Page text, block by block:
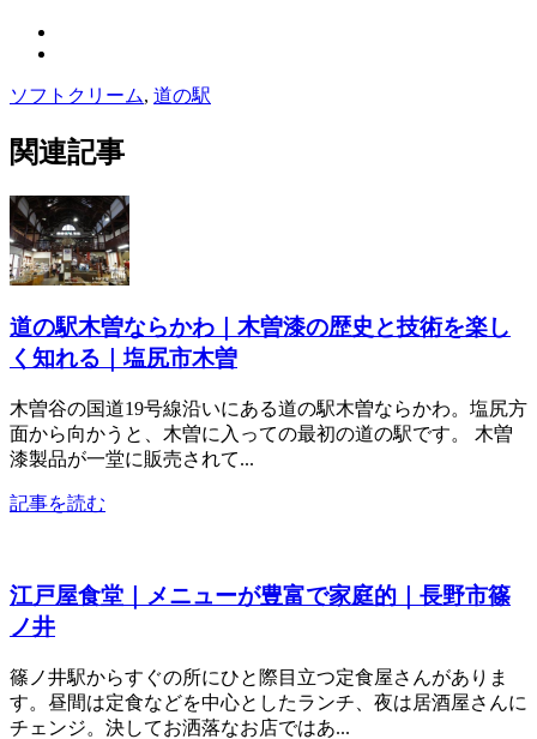
ソフトクリーム, 道の駅
関連記事
道の駅木曽ならかわ｜木曽漆の歴史と技術を楽し
く知れる｜塩尻市木曽
木曽谷の国道19号線沿いにある道の駅木曽ならかわ。塩尻方
面から向かうと、木曽に入っての最初の道の駅です。 木曽
漆製品が一堂に販売されて...
記事を読む
江戸屋食堂｜メニューが豊富で家庭的｜長野市篠
ノ井
篠ノ井駅からすぐの所にひと際目立つ定食屋さんがありま
す。昼間は定食などを中心としたランチ、夜は居酒屋さんに
チェンジ。決してお洒落なお店ではあ...